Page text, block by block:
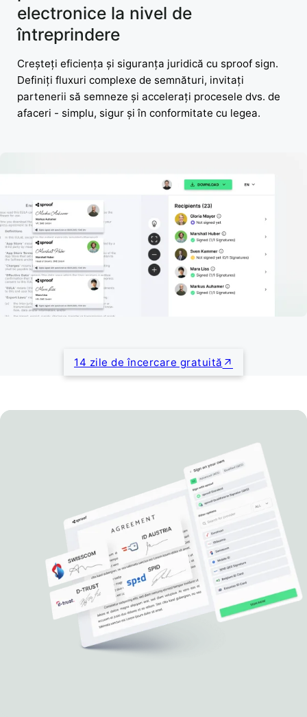
electronice la nivel de
întreprindere
Creșteți eficiența și siguranța juridică cu sproof sign.
Definiți fluxuri complexe de semnături, invitați
partenerii să semneze și accelerați procesele dvs. de
afaceri - simplu, sigur și în conformitate cu legea.
14 zile de încercare gratuită